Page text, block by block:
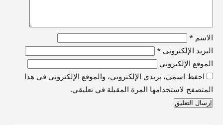
الاسم *
البريد الإلكتروني *
الموقع الإلكتروني
احفظ اسمي، بريدي الإلكتروني، والموقع الإلكتروني في هذا
المتصفح لاستخدامها المرة المقبلة في تعليقي.